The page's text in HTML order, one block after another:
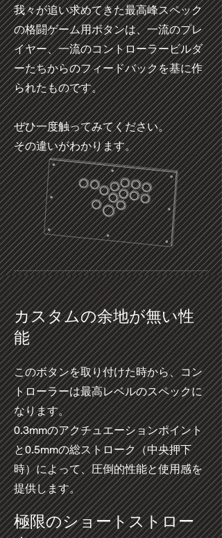
我々が追い求めてきた最高峰スペック
の格闘ゲーム用ボタンは、一流のプレ
イヤー、一流のコントローラービルダ
ーたちからのフィードバックを基に作
られたものです。
ぜひ一度触ってみてください。
​その違いがわかります。
​カスタムの余地が無い性
能
このボタンを取り付けた時から、コン
トローラーは最高レベルのスペックに
なります。
0.3mmのアクチュエーションポイント
と0.5mmの総ストローク（中央押下
時）によって、圧倒的性能と使用感を
提供します。
​極限のショートストロー